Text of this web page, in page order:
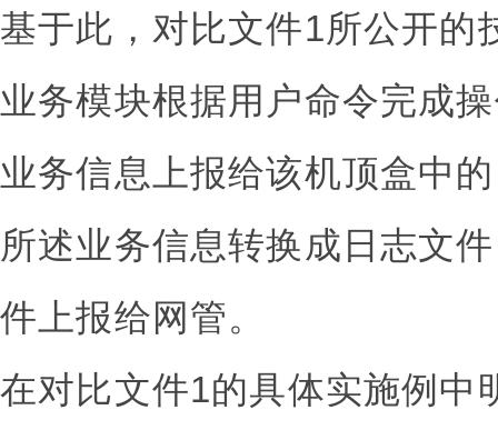
基于此，对比文件1所公开的
业务模块根据用户命令完成
业务信息上报给该机顶盒中
所述业务信息转换成日志文
件上报给网管。
在对比文件1的具体实施例中